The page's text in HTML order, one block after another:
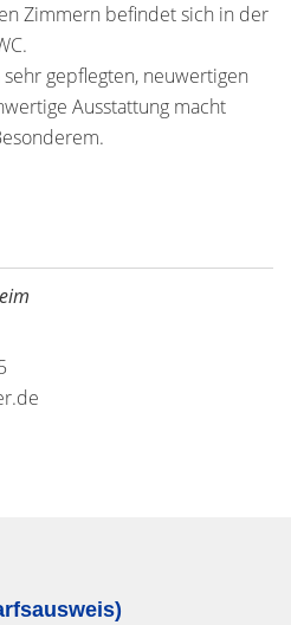
Zimmern befindet sich in der
gepflegten, neuwertigen
Ausstattung macht